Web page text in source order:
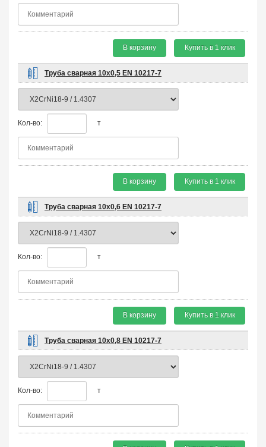
В корзину Купить в 1 клик
Труба сварная 10х0,5 EN 10217-7
Кол-во: т
В корзину Купить в 1 клик
Труба сварная 10х0,6 EN 10217-7
Кол-во: т
В корзину Купить в 1 клик
Труба сварная 10х0,8 EN 10217-7
Кол-во: т